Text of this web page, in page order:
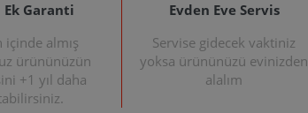
Ek Garanti
içinde almış
ürününüzün
+1 yıl daha
Evden Eve Servis
Servise gidecek vaktiniz
yoksa ürününüzü evinizden
alalım